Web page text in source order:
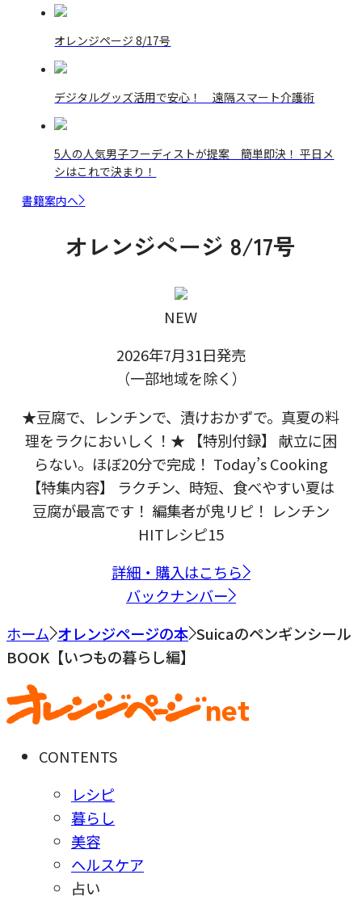
オレンジページ 8/17号
デジタルグッズ活用で安心！ 遠隔スマート介護術
5人の人気男子フーディストが提案 簡単即決！ 平日メ
シはこれで決まり！
書籍案内へ
オレンジページ 8/17号
NEW
2026年7月31日発売
（一部地域を除く）
★豆腐で、レンチンで、漬けおかずで。真夏の料
理をラクにおいしく！★ 【特別付録】 献立に困
らない。ほぼ20分で完成！ Today’s Cooking
【特集内容】 ラクチン、時短、食べやすい夏は
豆腐が最高です！ 編集者が鬼リピ！ レンチン
HITレシピ15
詳細・購入はこちら
バックナンバー
ホーム オレンジページの本 Suicaのペンギンシール
BOOK【いつもの暮らし編】
CONTENTS
レシピ
暮らし
美容
ヘルスケア
占い